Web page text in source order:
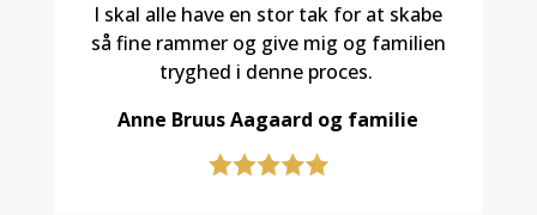
I skal alle have en stor tak for at skabe
så fine rammer og give mig og familien
tryghed i denne proces.
Anne Bruus Aagaard og familie